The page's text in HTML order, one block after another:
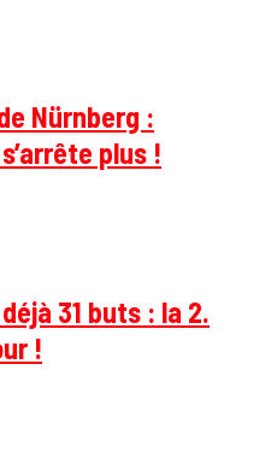
Nürnberg :
plus !
31 buts : la 2.
!